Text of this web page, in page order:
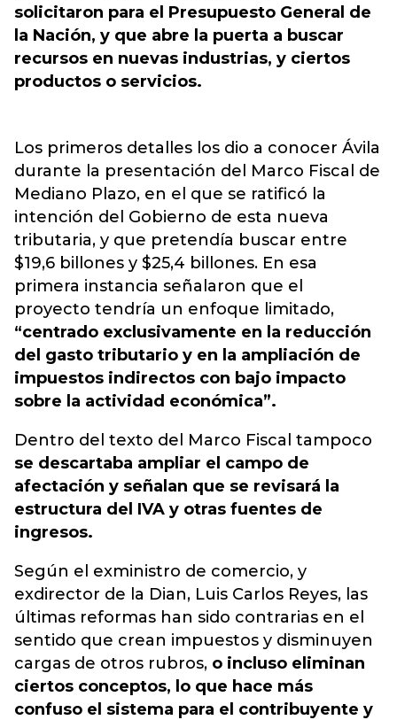
solicitaron para el Presupuesto General de
la Nación, y que abre la puerta a buscar
recursos en nuevas industrias, y ciertos
productos o servicios.
Los primeros detalles los dio a conocer Ávila
durante la presentación del Marco Fiscal de
Mediano Plazo, en el que se ratificó la
intención del Gobierno de esta nueva
tributaria, y que pretendía buscar entre
$19,6 billones y $25,4 billones. En esa
primera instancia señalaron que el
proyecto tendría un enfoque limitado,
“centrado exclusivamente en la reducción
del gasto tributario y en la ampliación de
impuestos indirectos con bajo impacto
sobre la actividad económica”.
Dentro del texto del Marco Fiscal tampoco
se descartaba ampliar el campo de
afectación y señalan que se revisará la
estructura del IVA y otras fuentes de
ingresos.
Según el exministro de comercio, y
exdirector de la Dian, Luis Carlos Reyes, las
últimas reformas han sido contrarias en el
sentido que crean impuestos y disminuyen
cargas de otros rubros, o incluso eliminan
ciertos conceptos, lo que hace más
confuso el sistema para el contribuyente y